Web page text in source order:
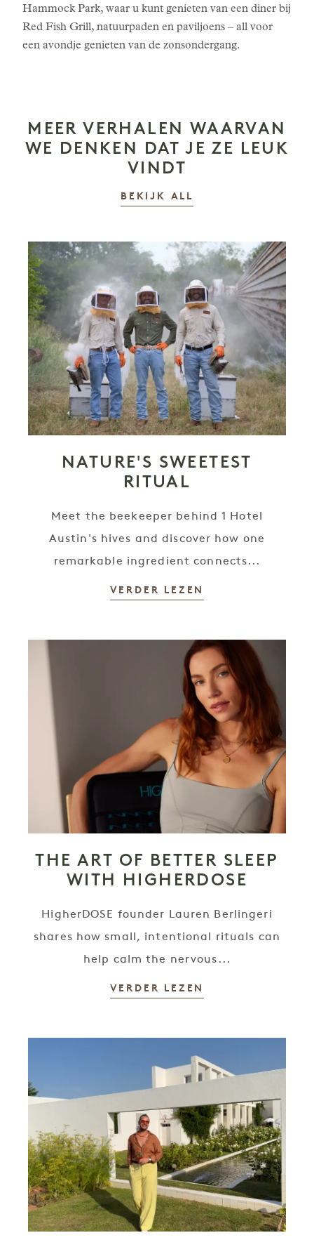
Hammock Park, waar u kunt genieten van een diner bij
Red Fish Grill, natuurpaden en paviljoens – all voor
een avondje genieten van de zonsondergang.
MEER VERHALEN WAARVAN
WE DENKEN DAT JE ZE LEUK
VINDT
BEKIJK ALL
NATURE'S SWEETEST
RITUAL
Meet the beekeeper behind 1 Hotel
Austin's hives and discover how one
remarkable ingredient connects...
VERDER LEZEN
THE ART OF BETTER SLEEP
WITH HIGHERDOSE
HigherDOSE founder Lauren Berlingeri
shares how small, intentional rituals can
help calm the nervous...
VERDER LEZEN